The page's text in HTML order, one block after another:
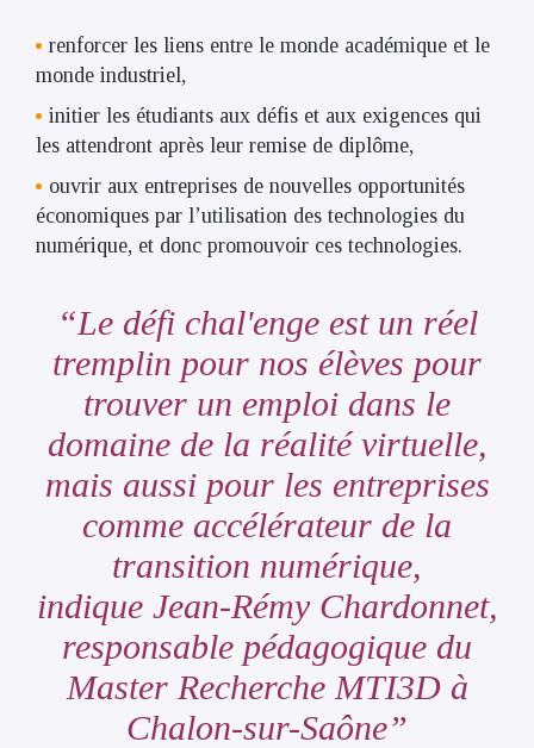
renforcer les liens entre le monde académique et le
monde industriel,
initier les étudiants aux défis et aux exigences qui
les attendront après leur remise de diplôme,
ouvrir aux entreprises de nouvelles opportunités
économiques par l’utilisation des technologies du
numérique, et donc promouvoir ces technologies.
Le défi chal'enge est un réel
tremplin pour nos élèves pour
trouver un emploi dans le
domaine de la réalité virtuelle,
mais aussi pour les entreprises
comme accélérateur de la
transition numérique,
indique Jean-Rémy Chardonnet,
responsable pédagogique du
Master Recherche MTI3D à
Chalon-sur-Saône